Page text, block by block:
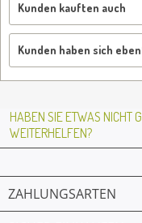
Kunden kauften auch
Kunden haben sich
HABEN SIE ETWAS NICHT
WEITERHELFEN?
ZAHLUNGSARTEN